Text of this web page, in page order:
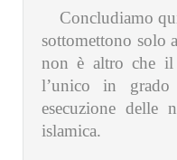
Concludiamo
sottomettono solo
non è altro che il
l’unico in grado
esecuzione delle
islamica.